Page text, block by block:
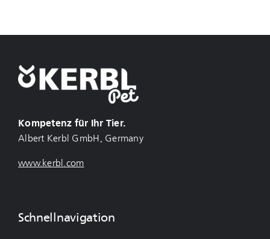
Kompetenz für Ihr Tier.
Albert Kerbl GmbH, Germany
www.kerbl.com
Schnellnavigation